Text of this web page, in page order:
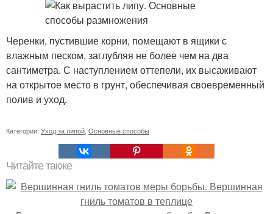
Черенки, пустившие корни, помещают в ящики с
влажным песком, заглубляя не более чем на два
сантиметра. С наступлением оттепели, их высаживают
на открытое место в грунт, обеспечивая своевременный
полив и уход.
Категории: Уход за липой Основные способы
Читайте также